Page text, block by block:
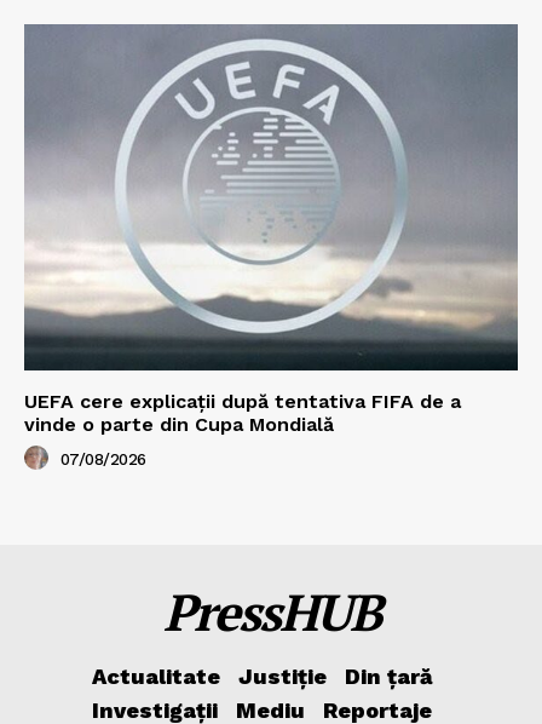
UEFA cere explicații după tentativa FIFA de a
vinde o parte din Cupa Mondială
07/08/2026
PressHUB
Actualitate Justiție
Din țară
Investigații
Mediu
Reportaje